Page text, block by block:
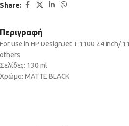
Share:
Περιγραφή
For use in HP DesignJet T 1100 24 Inch/
others
Σελίδες: 130 ml
Χρώμα: MATTE BLACK